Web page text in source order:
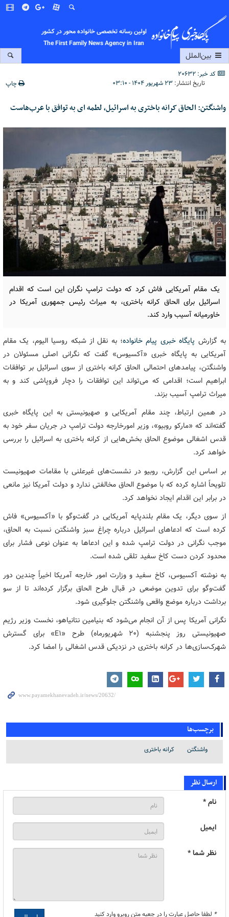
اولین رسانه تخصصی خانواده محور در کشور
The First Family News Agency in Iran
بین‌الملل
کد خبر: 20632
تاریخ انتشار: ۲۳ شهریور ۱۴۰۴ - ۰۳:۱۰ چاپ
واشنگتن: الحاق کرانه باختری به اسرائیل، لطمه ای به توافق با عرب‌هاست
یک مقام آمریکایی فاش کرد که دولت ترامپ نگران این است که اقدام
اسرائیل برای الحاق کرانه باختری، به میراث رئیس جمهوری آمریکا در
خاورمیانه آسیب وارد کند.
به گزارش پایگاه خبری پیام خانواده؛ به نقل از شبکه روسیا الیوم، یک مقام
آمریکایی به پایگاه خبری «آکسیوس» گفت که نگرانی اصلی مسئولان در
واشنگتن، پیامدهای احتمالی الحاق کرانه باختری از سوی اسرائیل بر توافقات
ابراهیم است؛ اقدامی که می‌تواند این توافقات را دچار فروپاشی کند و به
میراث ترامپ آسیب بزند.
در همین ارتباط، چند مقام آمریکایی و صهیونیستی به این پایگاه خبری
گفته‌اند که «مارکو روبیو»، وزیر امورخارجه دولت ترامپ در جریان سفر خود به
قدس اشغالی موضوع الحاق بخش‌هایی از کرانه باختری به اسرائیل را بررسی
خواهد کرد.
بر اساس این گزارش، روبیو در نشست‌های غیرعلنی با مقامات صهیونیست
تلویحاً اشاره کرده که با موضوع الحاق مخالفتی ندارد و دولت آمریکا نیز مانعی
در برابر این اقدام ایجاد نخواهد کرد.
از سوی دیگر، یک مقام بلندپایه آمریکایی در گفت‌وگو با «آکسیوس» فاش
کرده است که ادعاهای اسرائیل درباره چراغ سبز واشنگتن نسبت به الحاق،
موجب نگرانی در دولت ترامپ شده و این ادعاها به عنوان نوعی فشار برای
محدود کردن دست کاخ سفید تلقی شده است.
به نوشته آکسیوس، کاخ سفید و وزارت امور خارجه آمریکا اخیراً چندین دور
گفت‌وگو برای تدوین موضعی در قبال طرح الحاق برگزار کرده‌اند تا از سو
برداشت درباره موضع واقعی واشنگتن جلوگیری شود.
نگرانی آمریکا پس از آن انجام می‌شود که بنیامین نتانیاهو، نخست وزیر رژیم
صهیونیستی روز پنجشنبه (۲۰ شهریورماه) طرح «E۱» برای گسترش
شهرک‌سازی‌ها در کرانه باختری در نزدیکی قدس اشغالی را امضا کرد.
برچسب‌ها
واشنگتن کرانه باختری
ارسال نظر
نام *
ایمیل
نظر شما *
* لطفا حاصل عبارت را در جعبه متن روبرو وارد کنید